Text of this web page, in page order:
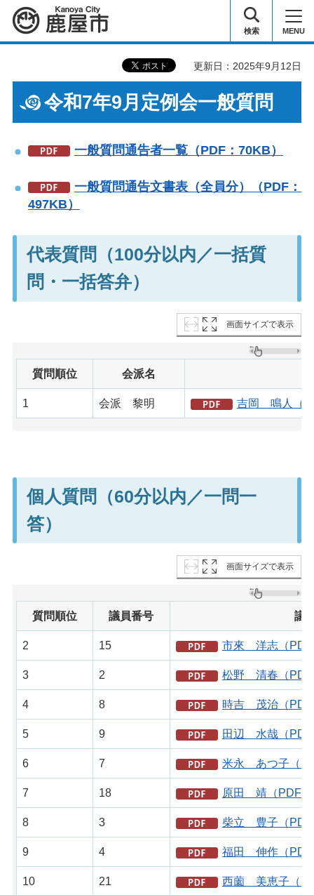
鹿屋市 検索 MENU
更新日：2025年9月12日
令和7年9月定例会一般質問
一般質問通告者一覧（PDF：70KB）
一般質問通告文書表（全員分）（PDF：
497KB）
代表質問（100分以内／一括質
問・一括答弁）
画面サイズで表示
質問順位 会派名
1 会派 黎明 吉岡 鳴人（
個人質問（60分以内／一問一
答）
画面サイズで表示
質問順位 議員番号 議
2 15 市來 洋志（PDF
3 2 松野 清春（PDF
4 8 時吉 茂治（PDF
5 9 田辺 水哉（PDF
6 7 米永 あつ子（
7 18 原田 靖（PDF：
8 3 柴立 豊子（PDF
9 4 福田 伸作（PDF
10 21 西薗 美恵子（